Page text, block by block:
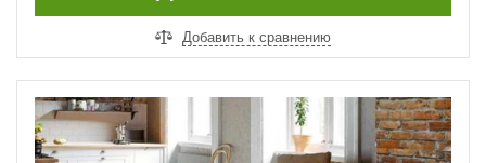
Добавить к сравнению